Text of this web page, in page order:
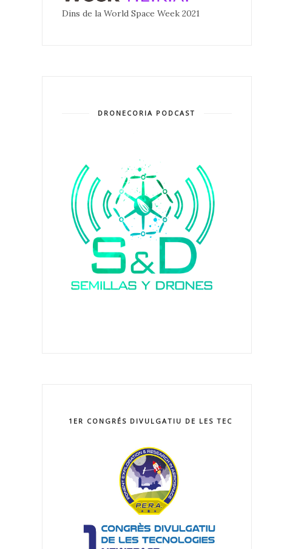
Dins de la World Space Week 2021
DRONECORIA PODCAST
1ER CONGRÉS DIVULGATIU DE LES TECNOLOGIES